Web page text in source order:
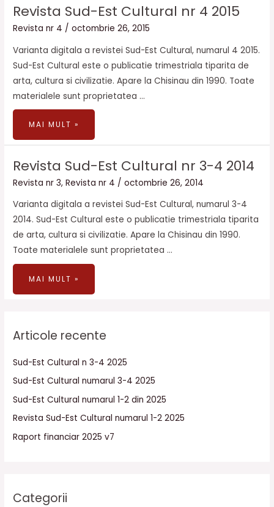
Revista Sud-Est Cultural nr 4 2015
Revista nr 4 /octombrie 26, 2015
Varianta digitala a revistei Sud-Est Cultural, numarul 4 2015.
Sud-Est Cultural este o publicatie trimestriala tiparita de
arta, cultura si civilizatie. Apare la Chisinau din 1990. Toate
materialele sunt proprietatea …
REVISTA
SUD-
EST
CULTURAL
NR
2015
MAI MULT »
Revista Sud-Est Cultural nr 3-4 2014
Revista nr 3,Revista nr 4 /octombrie 26, 2014
Varianta digitala a revistei Sud-Est Cultural, numarul 3-4
2014. Sud-Est Cultural este o publicatie trimestriala tiparita
de arta, cultura si civilizatie. Apare la Chisinau din 1990.
Toate materialele sunt proprietatea …
REVISTA
SUD-
EST
CULTURAL
NR
4
2014
MAI MULT »
Articole recente
Sud-Est Cultural n 3-4 2025
Sud-Est Cultural numarul 3-4 2025
Sud-Est Cultural numarul 1-2 din 2025
Revista Sud-Est Cultural numarul 1-2 2025
Raport financiar 2025 v7
Categorii